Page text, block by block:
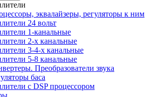
эквалайзеры, регуляторы к ним
24 вольт
1-канальные
2-х канальные
3-4-х канальные
5-8 канальные
Преобразователи звука
баса
с DSP процессором